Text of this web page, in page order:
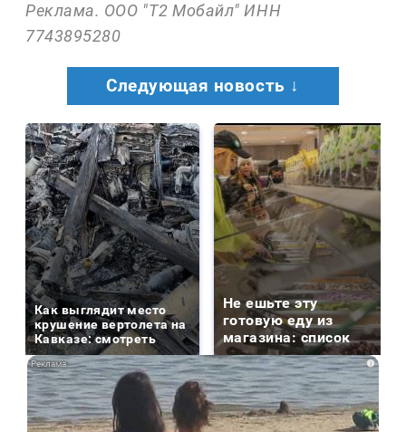
Реклама. ООО "Т2 Мобайл" ИНН
7743895280
Следующая новость ↓
Как выглядит место
крушение вертолета на
Кавказе: смотреть
Не ешьте эту
готовую еду из
магазина: список
i